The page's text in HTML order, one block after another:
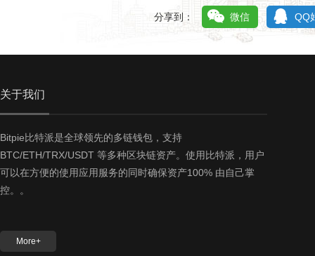
分享到： 微信 QQ
关于我们
Bitpie比特派是全球领先的多链钱包，支持
BTC/ETH/TRX/USDT 等多种区块链资产。使用比特派，用户
可以在方便的使用应用服务的同时确保资产100% 由自己掌
控。。
More+